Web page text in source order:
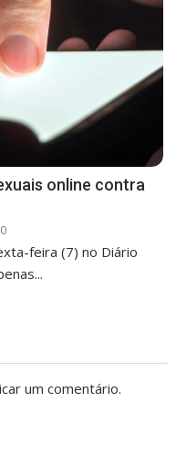
online contra
0
feira (7) no Diário
um comentário.